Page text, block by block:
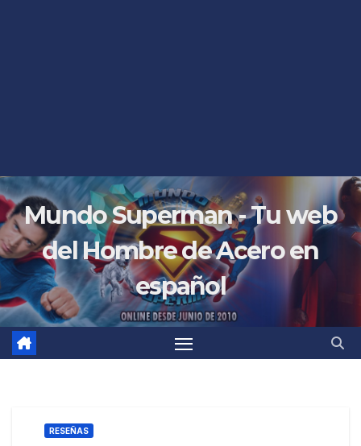
Mundo Superman - Tu web
del Hombre de Acero en
español
RESEÑAS